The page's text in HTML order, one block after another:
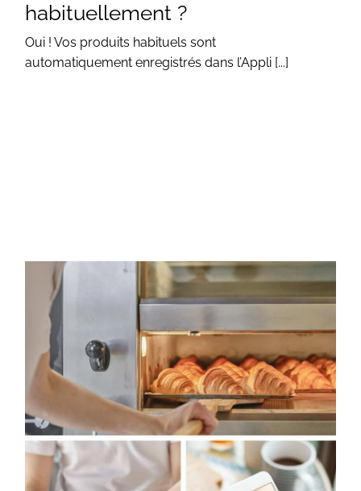
habituellement ?
Oui ! Vos produits habituels sont
automatiquement enregistrés dans l’Appli [...]